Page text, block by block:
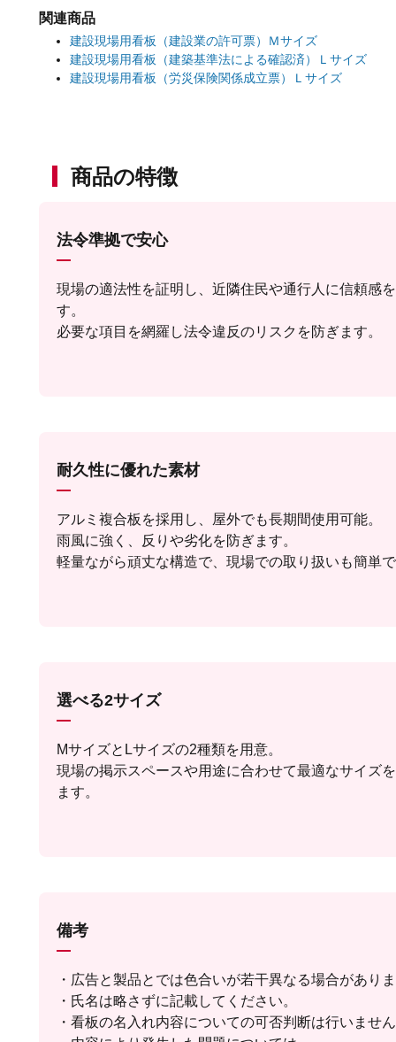
関連商品
建設現場用看板（建設業の許可票）Ｍサイズ
建設現場用看板（建築基準法による確認済）Ｌサイズ
建設現場用看板（労災保険関係成立票）Ｌサイズ
商品の特徴
法令準拠で安心
現場の適法性を証明し、近隣住民や通行人に信頼感
す。
必要な項目を網羅し法令違反のリスクを防ぎます。
耐久性に優れた素材
アルミ複合板を採用し、屋外でも長期間使用可能。
雨風に強く、反りや劣化を防ぎます。
軽量ながら頑丈な構造で、現場での取り扱いも簡単
選べる2サイズ
MサイズとLサイズの2種類を用意。
現場の掲示スペースや用途に合わせて最適なサイズ
ます。
備考
・広告と製品とでは色合いが若干異なる場合があり
・氏名は略さずに記載してください。
・看板の名入れ内容についての可否判断は行いませ